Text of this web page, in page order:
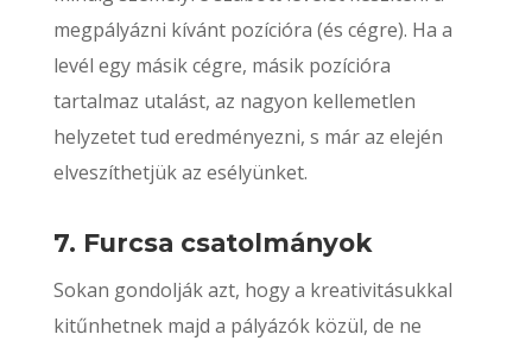
megpályázni kívánt pozícióra (és cégre). Ha a
levél egy másik cégre, másik pozícióra
tartalmaz utalást, az nagyon kellemetlen
helyzetet tud eredményezni, s már az elején
elveszíthetjük az esélyünket.
7. Furcsa csatolmányok
Sokan gondolják azt, hogy a kreativitásukkal
kitűnhetnek majd a pályázók közül, de ne